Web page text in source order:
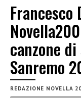
canzone
Sanremo
REDAZIONE NOVELLA